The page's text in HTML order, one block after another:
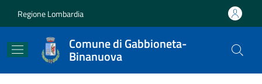
Regione Lombardia
Comune di Gabbioneta-
Binanuova